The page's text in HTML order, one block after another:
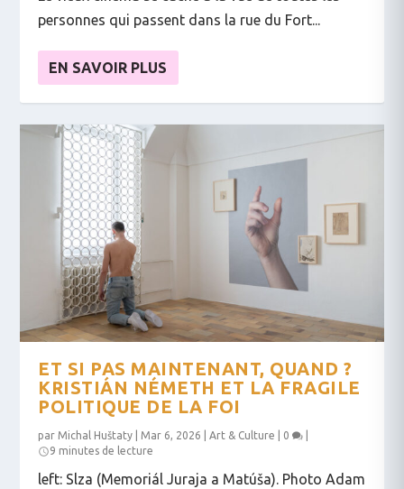
personnes qui passent dans la rue du Fort...
EN SAVOIR PLUS
ET SI PAS MAINTENANT, QUAND ?
KRISTIÁN NÉMETH ET LA FRAGILE
POLITIQUE DE LA FOI
par Michal Huštaty Mar 6, 2026 |Art & Culture 0
9 minutes de lecture
left: Slza (Memoriál Juraja a Matúša). Photo Adam